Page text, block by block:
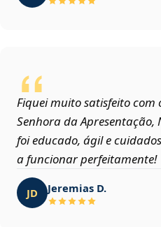
Fiquei muito satisfeito com
Senhora da Apresentação,
foi educado, ágil e
a funcionar perfeitamente!
JD Jeremias D.